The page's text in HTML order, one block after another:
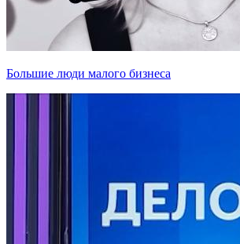
Большие люди малого бизнеса